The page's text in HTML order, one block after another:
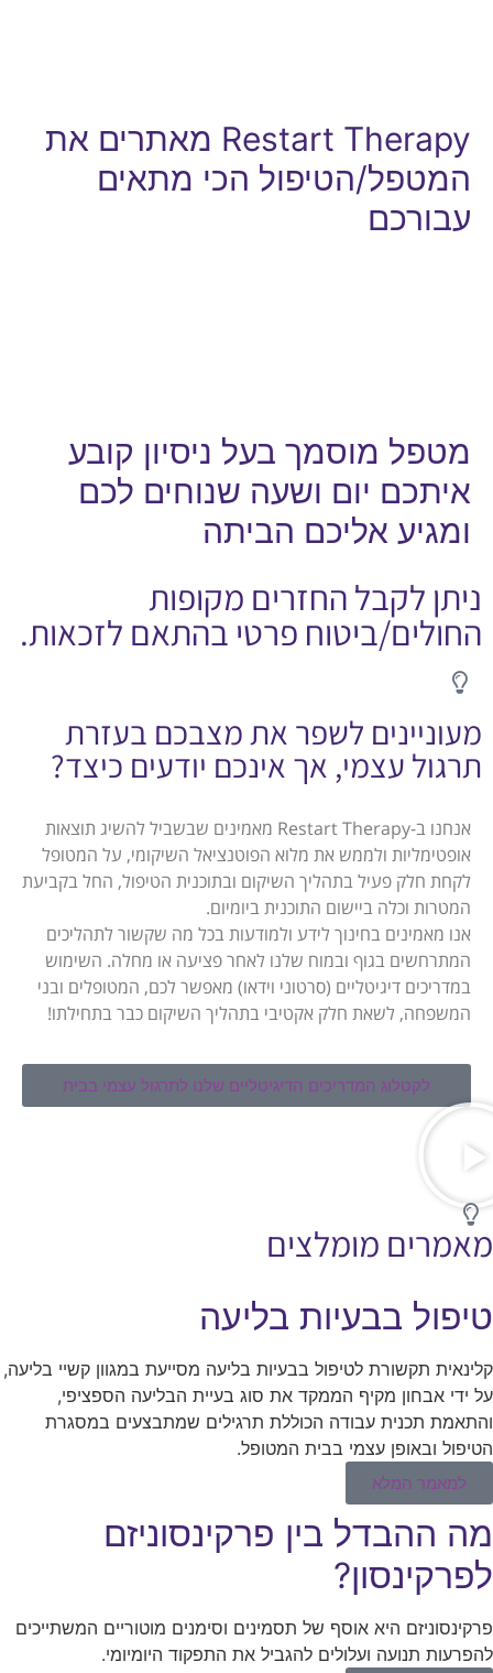
Restart Therapy מאתרים את
המטפל/הטיפול הכי מתאים
עבורכם
מטפל מוסמך בעל ניסיון קובע
איתכם יום ושעה שנוחים לכם
ומגיע אליכם הביתה
ניתן לקבל החזרים מקופות
החולים/ביטוח פרטי בהתאם לזכאות.
מעוניינים לשפר את מצבכם בעזרת
תרגול עצמי, אך אינכם יודעים כיצד?
אנחנו ב-Restart Therapy מאמינים שבשביל להשיג תוצאות
אופטימליות ולממש את מלוא הפוטנציאל השיקומי, על המטופל
לקחת חלק פעיל בתהליך השיקום ובתוכנית הטיפול, החל בקביעת
המטרות וכלה ביישום התוכנית ביומיום.
אנו מאמינים בחינוך לידע ולמודעות בכל מה שקשור לתהליכים
המתרחשים בגוף ובמוח שלנו לאחר פציעה או מחלה. השימוש
במדריכים דיגיטליים (סרטוני וידאו) מאפשר לכם, המטופלים ובני
המשפחה, לשאת חלק אקטיבי בתהליך השיקום כבר בתחילתו!
לקטלוג המדריכים הדיגיטליים שלנו לתרגול עצמי בבית
מאמרים מומלצים
טיפול בבעיות בליעה
קלינאית תקשורת לטיפול בבעיות בליעה מסייעת במגוון קשיי בליעה,
על ידי אבחון מקיף הממקד את סוג בעיית הבליעה הספציפי,
והתאמת תכנית עבודה הכוללת תרגילים שמתבצעים במסגרת
הטיפול ובאופן עצמי בבית המטופל.
למאמר המלא
מה ההבדל בין פרקינסוניזם
לפרקינסון?
פרקינסוניזם היא אוסף של תסמינים וסימנים מוטוריים המשתייכים
להפרעות תנועה ועלולים להגביל את התפקוד היומיומי.